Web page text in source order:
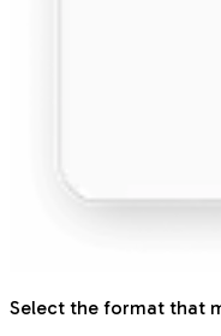
Select the format that